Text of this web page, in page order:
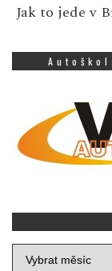
Jak to jede v
Archiv